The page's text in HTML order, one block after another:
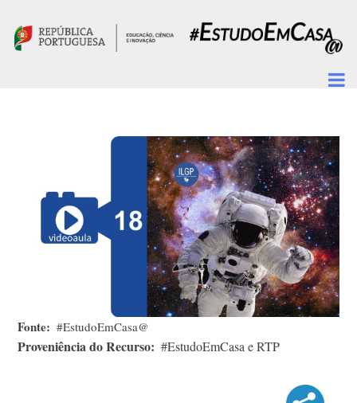
Fonte #EstudoEmCasa@
Proveniência do Recurso #EstudoEmCasa e RTP